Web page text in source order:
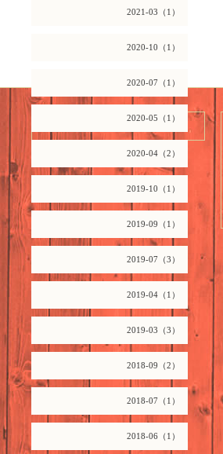
2021-03（1）
2020-10（1）
2020-07（1）
2020-05（1）
2020-04（2）
2019-10（1）
2019-09（1）
2019-07（3）
2019-04（1）
2019-03（3）
2018-09（2）
2018-07（1）
2018-06（1）